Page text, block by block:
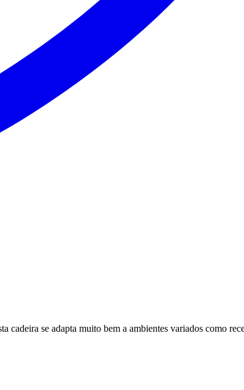
se adapta muito bem a ambientes variados como